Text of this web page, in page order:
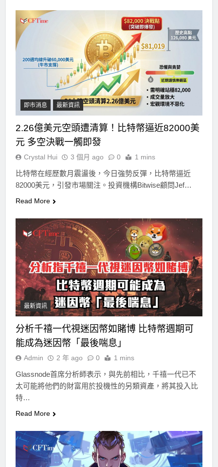
即市消息 最新資訊
2.26億美元空頭遭清算！比特幣逼近82000美
元 多空決戰一觸即發
Crystal Hui 3 個月 ago 0 1 mins
比特幣在經歷數月震盪後，今日強勢反彈，比特幣逼近
82000美元，引發市場關注。投資機構Bitwise顧問Jef…
Read More
最新資訊
分析千禧一代視迷因幣如賭博 比特幣週期可
能成為迷因幣「最後喘息」
Admin 2 年 ago 0 1 mins
Glassnode首席分析師表示，與先前相比，千禧一代已不
太可能將他們的財富用於投機性的另類資產，將其投入比
特…
Read More